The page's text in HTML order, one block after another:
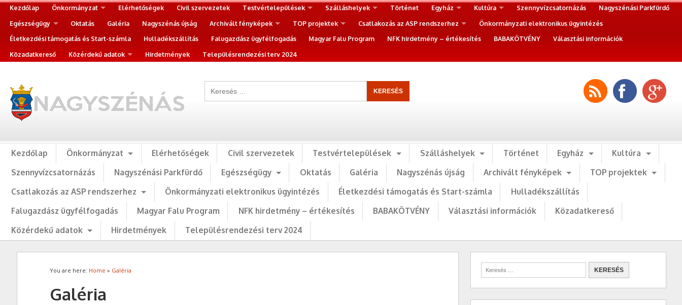
Kezdőlap Önkormányzat Elérhetőségek Civil szervezetek Testvértelepülések Szálláshelyek Történet Egyház Kultúra Szennyvízcsatornázás
Nagyszénási Parkfürdő
Egészségügy
Oktatás Galéria Nagyszénás újság Archivált fényképek TOP projektek Csatlakozás az ASP rendszerhez
Önkormányzati elektronikus ügyintézés
Életkezdési támogatás és Start-számla
Hulladékszállítás Falugazdász ügyfélfogadás Magyar Falu Program NFK hirdetmény – értékesítés BABAKÖTVÉNY
Választási információk
Közadatkereső
Közérdekű adatok Hirdetmények Településrendezési terv 2024
Kezdőlap Önkormányzat Elérhetőségek Civil szervezetek Testvértelepülések Szálláshelyek Történet Egyház
Kultúra
Szennyvízcsatornázás
Nagyszénási Parkfürdő Egészségügy Oktatás Galéria Nagyszénás újság Archivált fényképek
TOP projektek
Csatlakozás az ASP rendszerhez
Önkormányzati elektronikus ügyintézés Életkezdési támogatás és Start-számla
Hulladékszállítás
Falugazdász ügyfélfogadás
Magyar Falu Program NFK hirdetmény – értékesítés BABAKÖTVÉNY Választási információk
Közadatkereső
Közérdekű adatok
Hirdetmények Településrendezési terv 2024
You are here: Home » Galéria
Galéria